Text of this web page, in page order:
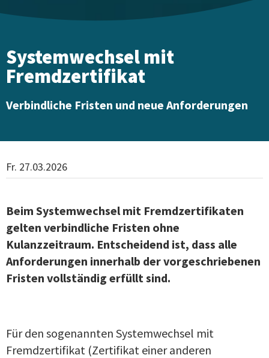
Systemwechsel mit
Fremdzertifikat
Verbindliche Fristen und neue Anforderungen
Fr. 27.03.2026
Beim Systemwechsel mit Fremdzertifikaten
gelten verbindliche Fristen ohne
Kulanzzeitraum. Entscheidend ist, dass alle
Anforderungen innerhalb der vorgeschriebenen
Fristen vollständig erfüllt sind.
Für den sogenannten Systemwechsel mit
Fremdzertifikat (Zertifikat einer anderen